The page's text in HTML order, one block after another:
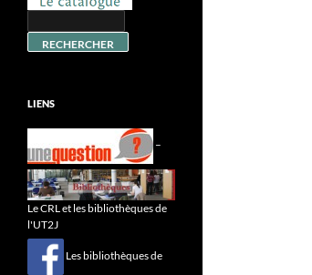
LIENS
–
Le CRL et les bibliothèques de
l'UT2J
Les bibliothèques de